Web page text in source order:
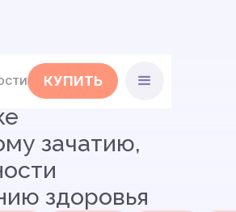
КУПИТЬ
зачатию,
здоровья